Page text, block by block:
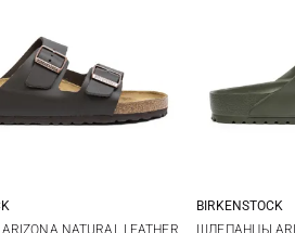
42 43 44
NATURAL LEATHER
41
BIRKENSTOCK
ШЛЕПАНЦЫ